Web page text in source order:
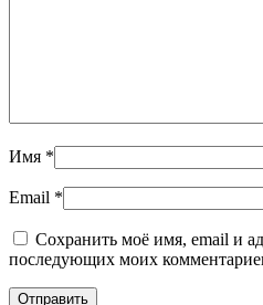
Имя *
Email *
Сохранить моё имя, email и
последующих моих